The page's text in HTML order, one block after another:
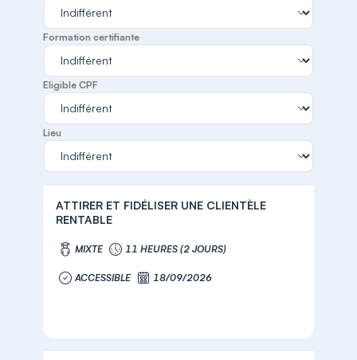
Formation certifiante
Eligible CPF
Lieu
ATTIRER ET FIDÉLISER UNE CLIENTÈLE
RENTABLE
MIXTE 11 HEURES (2 JOURS)
ACCESSIBLE 18/09/2026